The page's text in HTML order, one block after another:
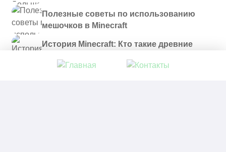
Полезные советы по использованию
мешочков в Minecraft
История Minecraft: Кто такие древние